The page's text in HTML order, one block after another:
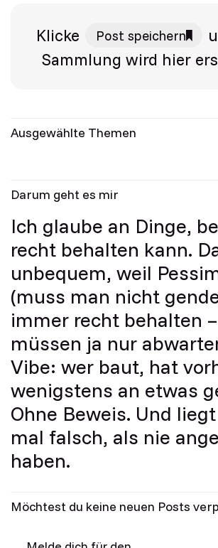
Klicke Post speichern
Sammlung wird hier
Ausgewählte Themen
Darum geht es mir
Ich glaube an Dinge,
recht behalten kann.
unbequem, weil
(muss man nicht
immer recht behalten
müssen ja nur
Vibe: wer baut, hat
wenigstens an etwas
Ohne Beweis. Und
mal falsch, als nie
haben.
Möchtest du keine neuen Posts